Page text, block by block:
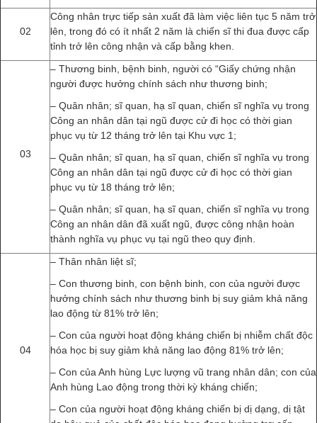
02
Công nhân trực tiếp sản xuất đã làm việc liên tục 5 năm trở
lên, trong đó có ít nhất 2 năm là chiến sĩ thi đua được cấp
tỉnh trở lên công nhận và cấp bằng khen.
03
– Thương binh, bệnh binh, người có “Giấy chứng nhận
người được hưởng chính sách như thương binh;
– Quân nhân; sĩ quan, hạ sĩ quan, chiến sĩ nghĩa vụ trong
Công an nhân dân tại ngũ được cử đi học có thời gian
phục vụ từ 12 tháng trở lên tại Khu vực 1;
– Quân nhân; sĩ quan, hạ sĩ quan, chiến sĩ nghĩa vụ trong
Công an nhân dân tại ngũ được cử đi học có thời gian
phục vụ từ 18 tháng trở lên;
– Quân nhân; sĩ quan, hạ sĩ quan, chiến sĩ nghĩa vụ trong
Công an nhân dân đã xuất ngũ, được công nhận hoàn
thành nghĩa vụ phục vụ tại ngũ theo quy định.
04
– Thân nhân liệt sĩ;
– Con thương binh, con bệnh binh, con của người được
hưởng chính sách như thương binh bị suy giảm khả năng
lao động từ 81% trở lên;
– Con của người hoạt động kháng chiến bị nhiễm chất độc
hóa học bị suy giảm khả năng lao động 81% trở lên;
– Con của Anh hùng Lực lượng vũ trang nhân dân; con của
Anh hùng Lao động trong thời kỳ kháng chiến;
– Con của người hoạt động kháng chiến bị dị dạng, dị tật